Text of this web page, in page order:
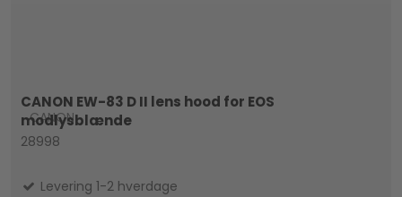
CANON EW-83 D II lens hood for EOS
modlysblænde
CANON
28998
Levering 1-2 hverdage